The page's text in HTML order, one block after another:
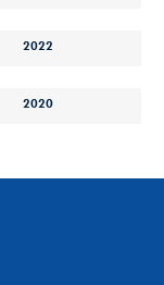
2022
2020